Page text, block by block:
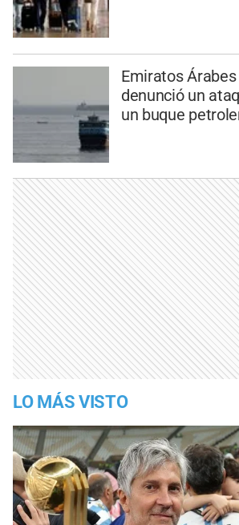
Emiratos
denunció un
un buque
LO MÁS VISTO